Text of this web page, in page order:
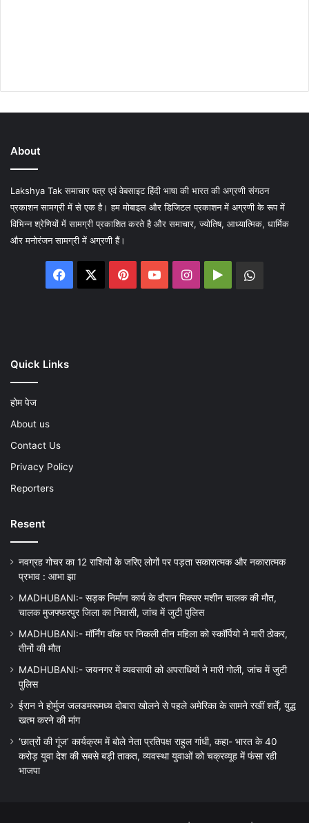
About
Lakshya Tak समाचार पत्र एवं वेबसाइट हिंदी भाषा की भारत की अग्रणी संगठन
प्रकाशन सामग्री में से एक है। हम मोबाइल और डिजिटल प्रकाशन में अग्रणी के रूप में
विभिन्न श्रेणियों में सामग्री प्रकाशित करते है और समाचार, ज्योतिष, आध्यात्मिक, धार्मिक
और मनोरंजन सामग्री में अग्रणी हैं।
Facebook PinterestYouTubeInstagram
Google
Quick Links
होम पेज
About us
Contact Us
Privacy Policy
Reporters
Resent
नवग्रह गोचर का 12 राशियों के जरिए लोगों पर पड़ता सकारात्मक और नकारात्मक
प्रभाव : आभा झा
MADHUBANI:- सड़क निर्माण कार्य के दौरान मिक्सर मशीन चालक की मौत,
चालक मुजफ्फरपुर जिला का निवासी, जांच में जुटी पुलिस
MADHUBANI:- मॉर्निंग वॉक पर निकली तीन महिला को स्कॉर्पियो ने मारी ठोकर,
तीनों की मौत
MADHUBANI:- जयनगर में व्यवसायी को अपराधियों ने मारी गोली, जांच में जुटी
पुलिस
ईरान ने होर्मुज जलडमरूमध्य दोबारा खोलने से पहले अमेरिका के सामने रखीं शर्तें, युद्ध
खत्म करने की मांग
‘छात्रों की गूंज’ कार्यक्रम में बोले नेता प्रतिपक्ष राहुल गांधी, कहा- भारत के 40
करोड़ युवा देश की सबसे बड़ी ताकत, व्यवस्था युवाओं को चक्रव्यूह में फंसा रही
भाजपा